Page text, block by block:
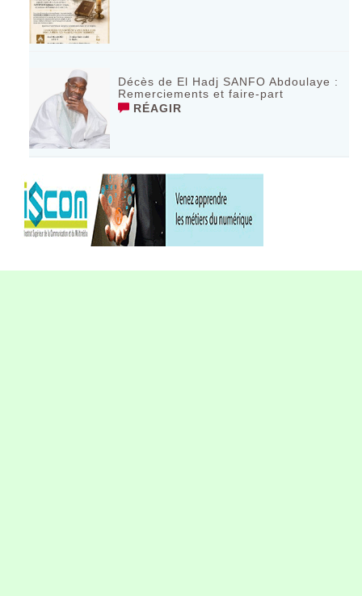
Décès de El Hadj SANFO Abdoulaye :
Remerciements et faire-part
RÉAGIR